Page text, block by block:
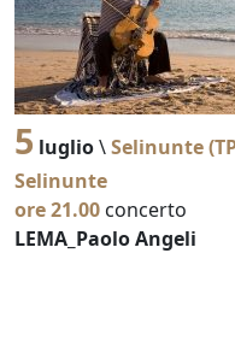
5 luglio\Selinunte
Selinunte
ore 21.00 concerto
LEMA_Paolo Angeli